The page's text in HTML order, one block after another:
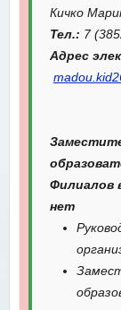
Кичко
Тел.: 7
Адрес
Филиалов
нет